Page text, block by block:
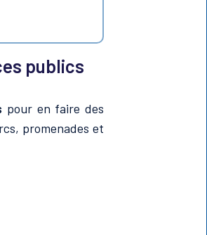
publics
pour en faire des
promenades et